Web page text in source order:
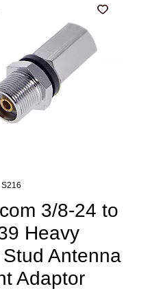
3/8-24 to
Heavy
Antenna
Adaptor